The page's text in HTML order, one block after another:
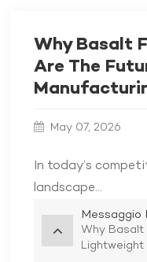
Why Basalt
Are The
May 07, 2026
In today’s
landscape...
Messaggio
Why Basalt